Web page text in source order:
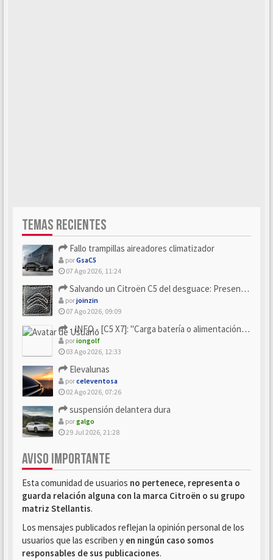
TEMAS RECIENTES
Fallo trampillas aireadores climatizador
porGsaC5
07 Ago 2026, 11:24
Salvando un Citroën C5 del desguace: Presentación y seguimiento
porjoinzin
07 Ago 2026, 09:09
- INFO - [C5 X7]: "Carga batería o alimentación eléctri...
poriongolf
03 Ago 2026, 12:33
Elevalunas
porceleventosa
02 Ago 2026, 07:26
suspensión delantera dura
porgalgo
29 Jul 2026, 21:28
AVISO IMPORTANTE
Esta comunidad de usuarios no pertenece, representa o
guarda relación alguna con la marca Citroën o su grupo
matriz Stellantis.
Los mensajes publicados reflejan la opinión personal de los
usuarios que las escriben y en ningún caso somos
responsables de sus publicaciones.